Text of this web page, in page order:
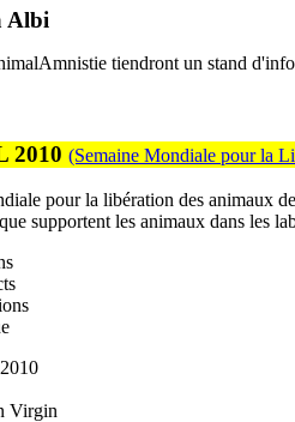
Albi
tiendront un stand
2010 (Semaine Mondiale pour la
pour la libération des animaux
supportent les animaux dans les
Virgin